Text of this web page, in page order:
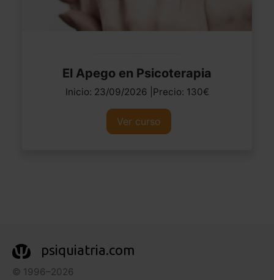
El Apego en Psicoterapia
Inicio: 23/09/2026 |Precio: 130€
Ver curso
psiquiatria.com
© 1996–2026